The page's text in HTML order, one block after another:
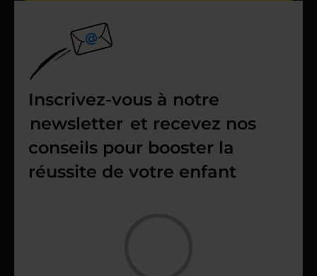
Inscrivez-vous à notre
newsletter et recevez nos
conseils pour booster la
réussite de votre enfant